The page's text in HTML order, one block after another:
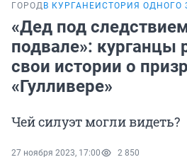
ГОРОД В КУРГАНЕ ИСТОРИЯ ОДНОГО
«Дед под
подвале»: курганцы
свои истории о
«Гулливере»
Чей силуэт могли видеть?
27 ноября 2023, 17:00 2 850